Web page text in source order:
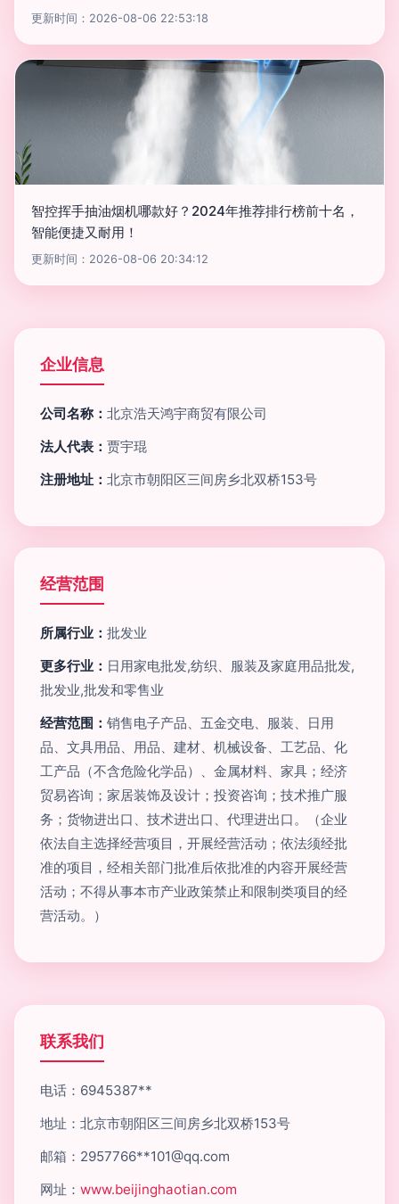
更新时间：2026-08-06 22:53:18
智控挥手抽油烟机哪款好？2024年推荐排行榜前十名，
智能便捷又耐用！
更新时间：2026-08-06 20:34:12
企业信息
公司名称： 北京浩天鸿宇商贸有限公司
法人代表： 贾宇琨
注册地址： 北京市朝阳区三间房乡北双桥153号
经营范围
所属行业： 批发业
更多行业： 日用家电批发,纺织、服装及家庭用品批发,
批发业,批发和零售业
经营范围： 销售电子产品、五金交电、服装、日用
品、文具用品、用品、建材、机械设备、工艺品、化
工产品（不含危险化学品）、金属材料、家具；经济
贸易咨询；家居装饰及设计；投资咨询；技术推广服
务；货物进出口、技术进出口、代理进出口。（企业
依法自主选择经营项目，开展经营活动；依法须经批
准的项目，经相关部门批准后依批准的内容开展经营
活动；不得从事本市产业政策禁止和限制类项目的经
营活动。）
联系我们
电话：6945387**
地址：北京市朝阳区三间房乡北双桥153号
邮箱：2957766**101@qq.com
网址： www.beijinghaotian.com